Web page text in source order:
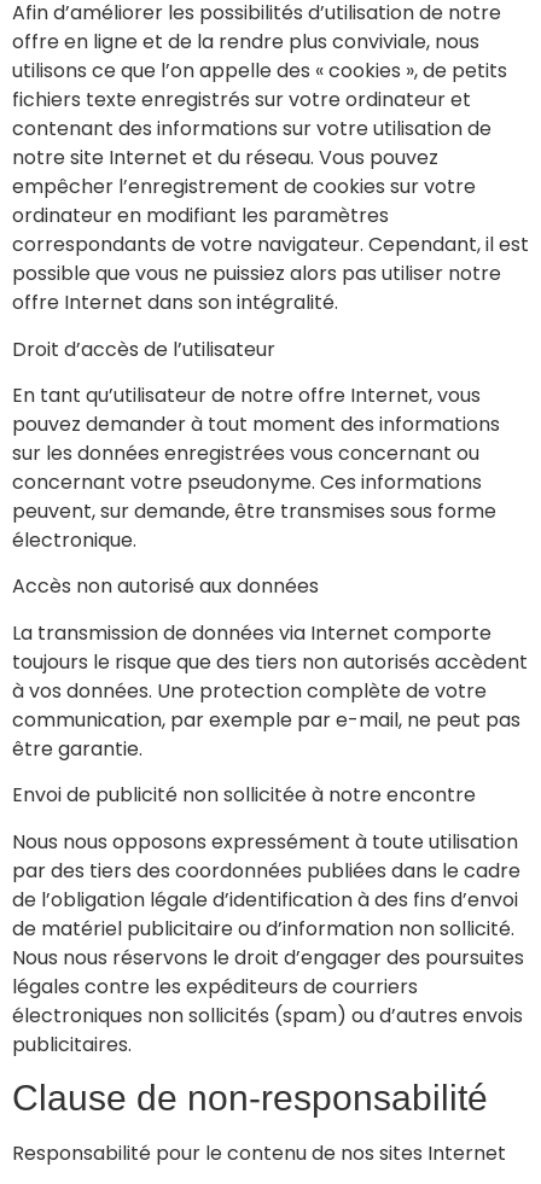
Afin d’améliorer les possibilités d’utilisation de notre
offre en ligne et de la rendre plus conviviale, nous
utilisons ce que l’on appelle des « cookies », de petits
fichiers texte enregistrés sur votre ordinateur et
contenant des informations sur votre utilisation de
notre site Internet et du réseau. Vous pouvez
empêcher l’enregistrement de cookies sur votre
ordinateur en modifiant les paramètres
correspondants de votre navigateur. Cependant, il est
possible que vous ne puissiez alors pas utiliser notre
offre Internet dans son intégralité.
Droit d’accès de l’utilisateur
En tant qu’utilisateur de notre offre Internet, vous
pouvez demander à tout moment des informations
sur les données enregistrées vous concernant ou
concernant votre pseudonyme. Ces informations
peuvent, sur demande, être transmises sous forme
électronique.
Accès non autorisé aux données
La transmission de données via Internet comporte
toujours le risque que des tiers non autorisés accèdent
à vos données. Une protection complète de votre
communication, par exemple par e-mail, ne peut pas
être garantie.
Envoi de publicité non sollicitée à notre encontre
Nous nous opposons expressément à toute utilisation
par des tiers des coordonnées publiées dans le cadre
de l’obligation légale d’identification à des fins d’envoi
de matériel publicitaire ou d’information non sollicité.
Nous nous réservons le droit d’engager des poursuites
légales contre les expéditeurs de courriers
électroniques non sollicités (spam) ou d’autres envois
publicitaires.
Clause de non-responsabilité
Responsabilité pour le contenu de nos sites Internet